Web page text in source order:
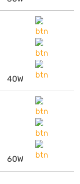
40W
60W